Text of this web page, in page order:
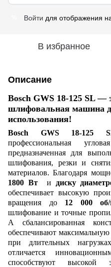
Войти для отображения
В избранное
Описание
Bosch GWS 18-125 SL —
шлифовальная машина
использования!
Bosch GWS 18-125
профессиональная
предназначенная для
шлифования, резки и
материалов. Благодаря
1800 Вти диску
обеспечивает высокую
вращения до 12 000 об/
шлифование и точные
А сбалансированная
обеспечивают
при длительных
отличается
способствуют высокой